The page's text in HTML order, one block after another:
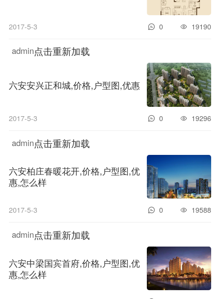
2017-5-3 19190
0
admin点击重新加载
六安安兴正和城,价格,户型图,优惠
2017-5-3 19296
0
admin点击重新加载
六安柏庄春暖花开,价格,户型图,优
惠,怎么样
2017-5-3 19588
0
admin点击重新加载
六安中梁国宾首府,价格,户型图,优
惠,怎么样